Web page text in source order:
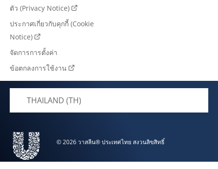
ตัว (Privacy Notice)
ประกาศเกี่ยวกับคุกกี้ (Cookie
Notice)
จัดการการตั้งค่า
ข้อตกลงการใช้งาน
THAILAND (TH)
© 2026 วาสลีน® ประเทศไทย สงวนลิขสิทธิ์